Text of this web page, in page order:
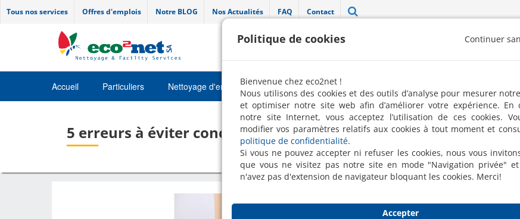
Tous nos services Offres d'emplois Notre BLOG Nos Actualités FAQ Contact
"Label 100 % pro" décerné par la
Accueil Particuliers Nettoyage d'entretien Robots de nettoyage
5 erreurs à éviter concernant le nettoyage de fin de bail
Politique de cookies Continuer
Bienvenue chez eco2net !
Nous utilisons des cookies et des outils d’analyse pour mesurer
et optimiser notre site web afin d’améliorer votre expérience. En
notre site Internet, vous acceptez l’utilisation de ces cookies.
modifier vos paramètres relatifs aux cookies à tout moment et
politique de confidentialité.
Si vous ne pouvez accepter ni refuser les cookies, nous vous
que vous ne visitez pas notre site en mode "Navigation privée"
n'avez pas d'extension de navigateur bloquant les cookies. Merci!
Accepter